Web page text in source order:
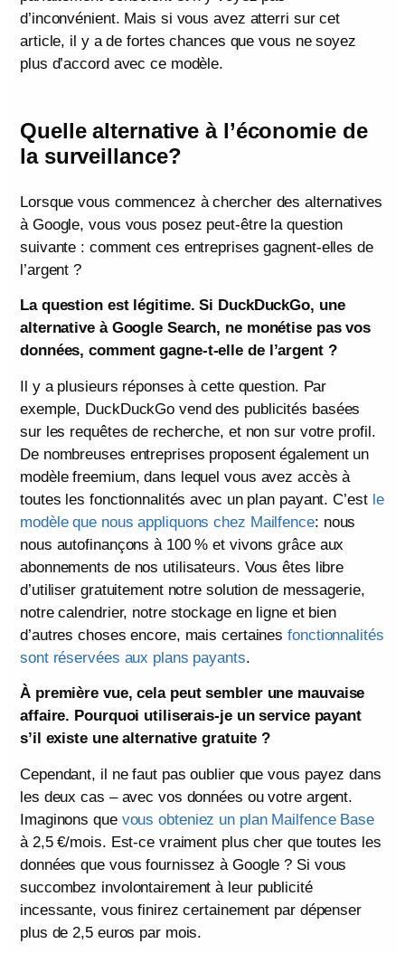
d’inconvénient. Mais si vous avez atterri sur cet
article, il y a de fortes chances que vous ne soyez
plus d’accord avec ce modèle.
Quelle alternative à l’économie de
la surveillance?
Lorsque vous commencez à chercher des alternatives
à Google, vous vous posez peut-être la question
suivante : comment ces entreprises gagnent-elles de
l’argent ?
La question est légitime. Si DuckDuckGo, une
alternative à Google Search, ne monétise pas vos
données, comment gagne-t-elle de l’argent ?
Il y a plusieurs réponses à cette question. Par
exemple, DuckDuckGo vend des publicités basées
sur les requêtes de recherche, et non sur votre profil.
De nombreuses entreprises proposent également un
modèle freemium, dans lequel vous avez accès à
toutes les fonctionnalités avec un plan payant. C’est le
modèle que nous appliquons chez Mailfence: nous
nous autofinançons à 100 % et vivons grâce aux
abonnements de nos utilisateurs. Vous êtes libre
d’utiliser gratuitement notre solution de messagerie,
notre calendrier, notre stockage en ligne et bien
d’autres choses encore, mais certainesfonctionnalités
sont réservées aux plans payants.
À première vue, cela peut sembler une mauvaise
affaire. Pourquoi utiliserais-je un service payant
s’il existe une alternative gratuite ?
Cependant, il ne faut pas oublier que vous payez dans
les deux cas – avec vos données ou votre argent.
Imaginons que vous obteniez un plan Mailfence Base
à 2,5 €/mois. Est-ce vraiment plus cher que toutes les
données que vous fournissez à Google ? Si vous
succombez involontairement à leur publicité
incessante, vous finirez certainement par dépenser
plus de 2,5 euros par mois.